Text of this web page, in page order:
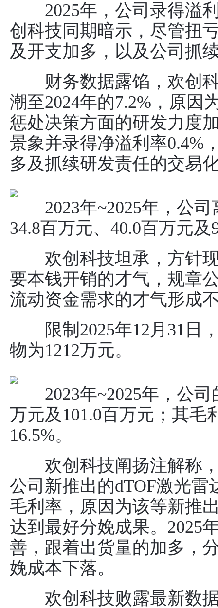
2025年，公司录得溢利
创科技同期暗示，尽管扭
及开支加多，以及公司抓
财务数据露馅，欢创科
潮至2024年的7.2%，原因
惩处决策方面的研发力度
景象并录得净溢利率0.4%
多及抓续研发责任的交易
2023年~2025年，公司
34.8百万元、40.0百万元及
欢创科技坦承，方针现
要本钱开销的才气，规章
流动资金需求的才气形成
限制2025年12月31日
物为1212万元。
2023年~2025年，公司
万元及101.0百万元；其毛
16.5%。
欢创科技阐扬注解称，
公司新推出的dTOF激光
毛利率，原因为该等新推
达到最好分娩成果。2025
善，跟着出货量的加多，
娩成本下落。
欢创科技败露最新数据